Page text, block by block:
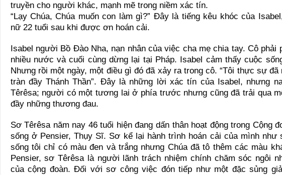
truyền cho người khác, mạnh mẽ trong niềm xác tín.
“Lạy Chúa, Chúa muốn con làm gì?” Đây là tiếng kêu khóc của
nữ 22 tuổi sau khi được ơn hoán cải.
Isabel người Bồ Đào Nha, nạn nhân của việc cha mẹ chia tay. Cô phải
nhiều nước và cuối cùng dừng lại tại Pháp. Isabel cảm thấy cuộc
Nhưng rồi một ngày, một điều gì đó đã xảy ra trong cô. “Tôi thực sự đã
tràn đầy Thánh Thần”. Đây là những lời xác tín của Isabel, nhưng
Têrêsa; người có một tương lai ở phía trước nhưng cũng đã trải qua
đầy những thương đau.
Sơ Têrêsa năm nay 46 tuổi hiện đang dấn thân hoạt động trong Cộng
sống ở Pensier, Thụy Sĩ. Sơ kể lại hành trình hoán cải của mình như
sống tôi chỉ có màu đen và trắng nhưng Chúa đã tô thêm các màu
Pensier, sơ Têrêsa là người lãnh trách nhiệm chính chăm sóc ngôi
của cộng đoàn. Đối với sơ công việc đón tiếp như một đặc sủng